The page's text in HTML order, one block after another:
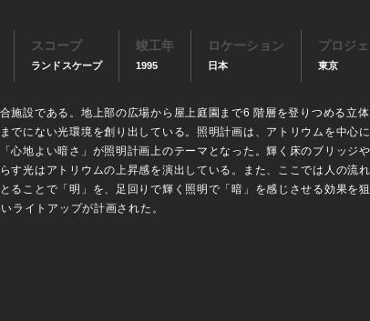
スコープ
ランドスケープ
竣工年
1995
ロケーション
日本
プロジ
東京
設である。地上部の広場から屋上庭園まで6 階層を登りつめる立
にない光環境を創り出している。照明計画は、アトリウムを中心
地よい暗さ」が照明計画上のテーマとなった。輝く床のブリッジ
す光はアトリウムの上昇感を演出している。また、ここでは人の流
ことで「明」を、足回りで輝く照明で「暗」を感じさせる効果を
ライトアップが計画された。